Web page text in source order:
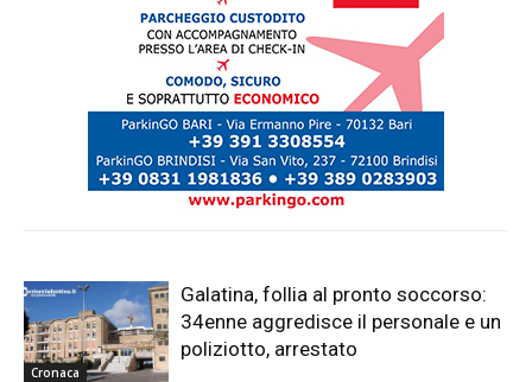
Cronaca
Galatina, follia al pronto soccorso:
34enne aggredisce il personale e un
poliziotto, arrestato